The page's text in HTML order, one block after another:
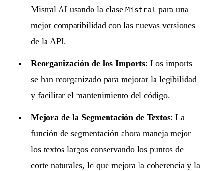
Mistral AI usando la clase Mistral para una
mejor compatibilidad con las nuevas versiones
de la API.
Reorganización de los Imports: Los imports
se han reorganizado para mejorar la legibilidad
y facilitar el mantenimiento del código.
Mejora de la Segmentación de Textos: La
función de segmentación ahora maneja mejor
los textos largos conservando los puntos de
corte naturales, lo que mejora la coherencia y la